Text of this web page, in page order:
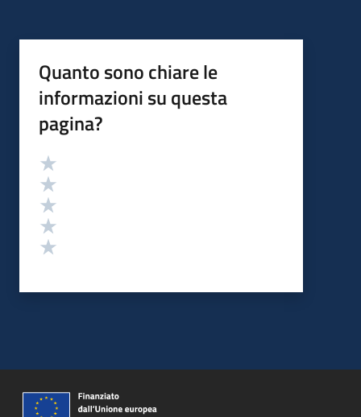
Quanto sono chiare le
informazioni su questa
pagina?
Valutazione